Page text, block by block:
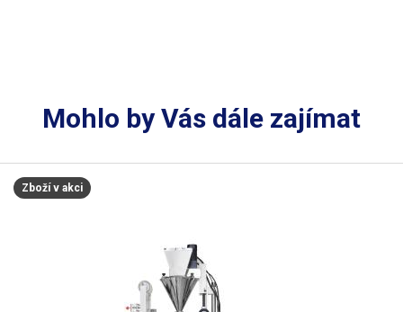
Mohlo by Vás dále zajímat
Zboží v akci